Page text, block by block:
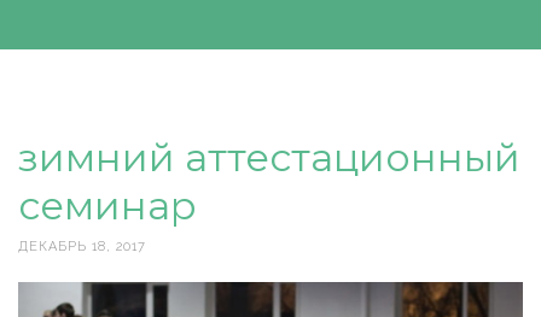
зимний аттестационный
семинар
ДЕКАБРЬ 18, 2017